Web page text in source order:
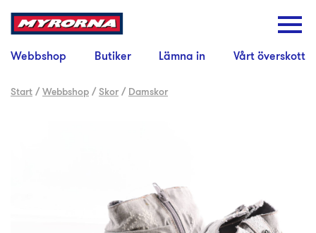
Webbshop Butiker Lämna in Vårt överskott
Start /Webbshop /Skor / Damskor